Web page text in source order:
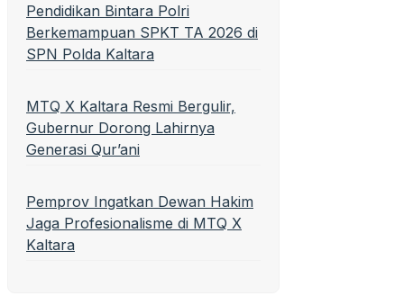
Pendidikan Bintara Polri
Berkemampuan SPKT TA 2026 di
SPN Polda Kaltara
MTQ X Kaltara Resmi Bergulir,
Gubernur Dorong Lahirnya
Generasi Qur’ani
Pemprov Ingatkan Dewan Hakim
Jaga Profesionalisme di MTQ X
Kaltara